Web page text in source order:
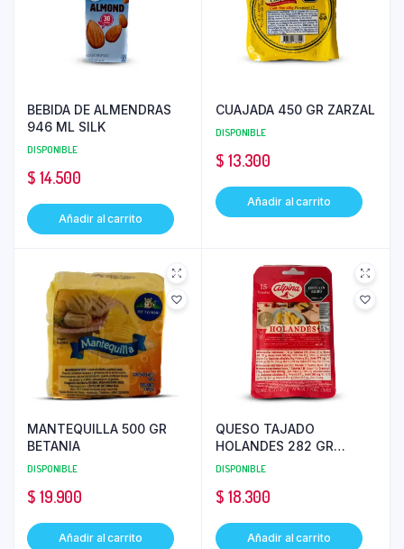
BEBIDA DE ALMENDRAS
946 ML SILK
DISPONIBLE
$ 14.500
Añadir al carrito
CUAJADA 450 GR ZARZAL
DISPONIBLE
$ 13.300
Añadir al carrito
MANTEQUILLA 500 GR
BETANIA
DISPONIBLE
$ 19.900
Añadir al carrito
QUESO TAJADO
HOLANDES 282 GR
ALPINA
DISPONIBLE
$ 18.300
Añadir al carrito